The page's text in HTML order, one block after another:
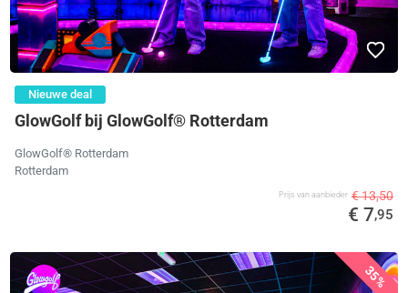
Nieuwe deal
GlowGolf bij GlowGolf® Rotterdam
GlowGolf® Rotterdam
Rotterdam
Prijs van aanbieder € 13,50
€ 7,95
35%